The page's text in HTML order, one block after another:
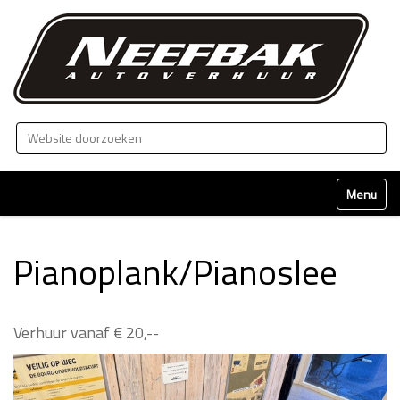
Zoek
Klap
Pianoplank/Pianoslee
Verhuur vanaf € 20,--